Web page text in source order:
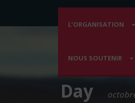
L’ORGANISATION
NOUS SOUTENIR
Day